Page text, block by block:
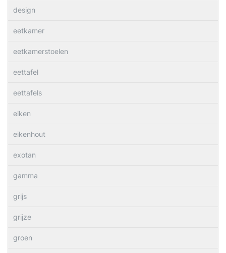
design
eetkamer
eetkamerstoelen
eettafel
eettafels
eiken
eikenhout
exotan
gamma
grijs
grijze
groen